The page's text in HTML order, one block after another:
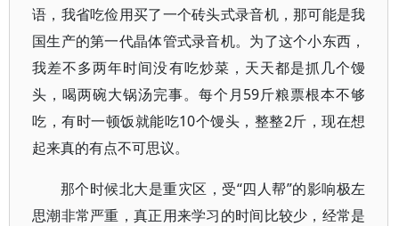
语，我省吃俭用买了一个砖头式录音机，那可能是我
国生产的第一代晶体管式录音机。为了这个小东西，
我差不多两年时间没有吃炒菜，天天都是抓几个馒
头，喝两碗大锅汤完事。每个月59斤粮票根本不够
吃，有时一顿饭就能吃10个馒头，整整2斤，现在想
起来真的有点不可思议。
那个时候北大是重灾区，受“四人帮”的影响极左
思潮非常严重，真正用来学习的时间比较少，经常是